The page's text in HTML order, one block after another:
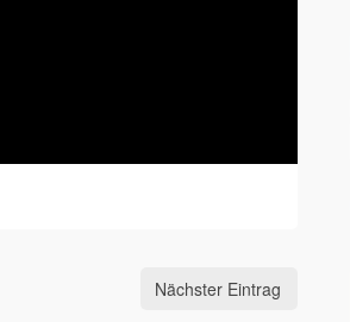
Nächster Eintrag